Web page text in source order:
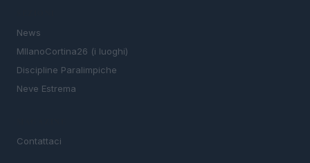
News
MIlanoCortina26 (i luoghi)
Discipline Paralimpiche
Neve Estrema
Contattaci